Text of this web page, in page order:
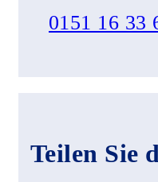
0151 16 33
Teilen Sie